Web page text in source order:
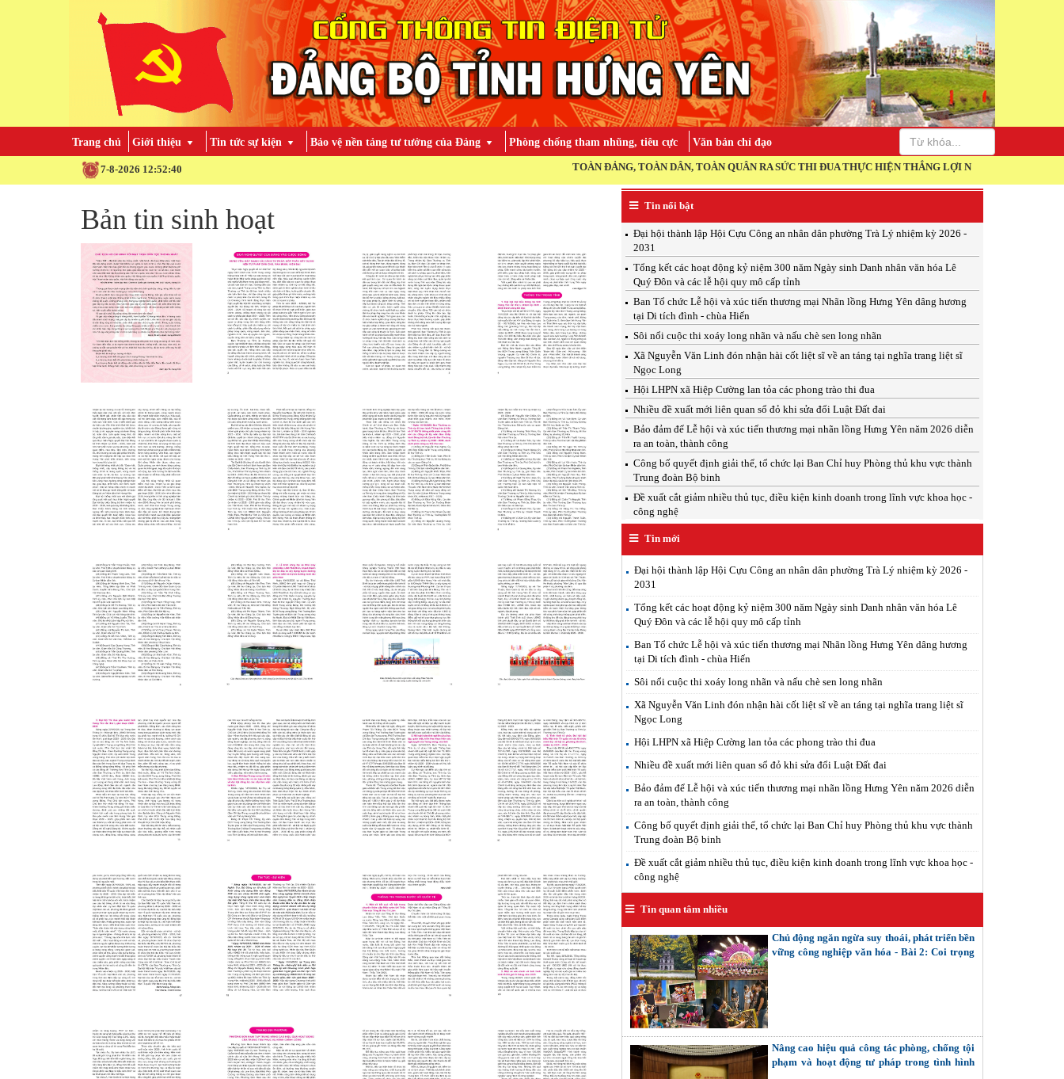
Trang chủ Giới thiệu Tin tức sự kiện Bảo vệ nền tảng tư tưởng của Đảng Phòng chống tham nhũng, tiêu cực Văn bản chỉ đạo
7-8-2026 12:52:41 TOÀN ĐẢNG, TOÀN DÂN, TOÀN QUÂN RA SỨC THI ĐUA THỰC HIỆN THẮNG LỢI NGHỊ QUYẾT ĐẠI HỘI XIV
Bản tin sinh hoạt
Click xem ảnh Click xem ảnh Click xem ảnh Click xem ảnh
Click xem ảnh Click xem ảnh Click xem ảnh Click xem ảnh
Click xem ảnh Click xem ảnh Click xem ảnh Click xem ảnh
Click xem ảnh Click xem ảnh Click xem ảnh Click xem ảnh
Click xem ảnh Click xem ảnh Click xem ảnh Click xem ảnh
Tin nổi bật
Đại hội thành lập Hội Cựu Công an nhân dân phường Trà Lý nhiệm kỳ 2026 -
2031
Tổng kết các hoạt động kỷ niệm 300 năm Ngày sinh Danh nhân văn hóa Lê
Quý Đôn và các lễ hội quy mô cấp tỉnh
Ban Tổ chức Lễ hội và xúc tiến thương mại Nhãn lồng Hưng Yên dâng hương
tại Di tích đình - chùa Hiến
Sôi nổi cuộc thi xoáy long nhãn và nấu chè sen long nhãn
Xã Nguyễn Văn Linh đón nhận hài cốt liệt sĩ về an táng tại nghĩa trang liệt sĩ
Ngọc Long
Hội LHPN xã Hiệp Cường lan tỏa các phong trào thi đua
Nhiều đề xuất mới liên quan sổ đỏ khi sửa đổi Luật Đất đai
Bảo đảm để Lễ hội và xúc tiến thương mại nhãn lồng Hưng Yên năm 2026 diễn
ra an toàn, thành công
Công bố quyết định giải thể, tổ chức lại Ban Chỉ huy Phòng thủ khu vực thành
Trung đoàn Bộ binh
Đề xuất cắt giảm nhiều thủ tục, điều kiện kinh doanh trong lĩnh vực khoa học -
công nghệ
Tin mới
Đại hội thành lập Hội Cựu Công an nhân dân phường Trà Lý nhiệm kỳ 2026 -
2031
Tổng kết các hoạt động kỷ niệm 300 năm Ngày sinh Danh nhân văn hóa Lê
Quý Đôn và các lễ hội quy mô cấp tỉnh
Ban Tổ chức Lễ hội và xúc tiến thương mại Nhãn lồng Hưng Yên dâng hương
tại Di tích đình - chùa Hiến
Sôi nổi cuộc thi xoáy long nhãn và nấu chè sen long nhãn
Xã Nguyễn Văn Linh đón nhận hài cốt liệt sĩ về an táng tại nghĩa trang liệt sĩ
Ngọc Long
Hội LHPN xã Hiệp Cường lan tỏa các phong trào thi đua
Nhiều đề xuất mới liên quan sổ đỏ khi sửa đổi Luật Đất đai
Bảo đảm để Lễ hội và xúc tiến thương mại nhãn lồng Hưng Yên năm 2026 diễn
ra an toàn, thành công
Công bố quyết định giải thể, tổ chức lại Ban Chỉ huy Phòng thủ khu vực thành
Trung đoàn Bộ binh
Đề xuất cắt giảm nhiều thủ tục, điều kiện kinh doanh trong lĩnh vực khoa học -
công nghệ
Tin quan tâm nhiều
Chủ động ngăn ngừa suy thoái, phát triển bền
vững công nghiệp văn hóa - Bài 2: Coi trọng
Nâng cao hiệu quả công tác phòng, chống tội
phạm và hoạt động tư pháp trong tình hình